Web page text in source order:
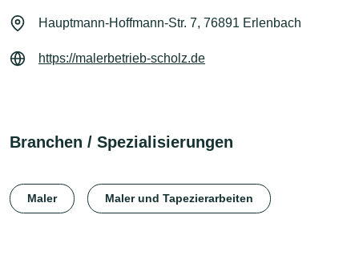
Hauptmann-Hoffmann-Str. 7, 76891 Erlenbach
https://malerbetrieb-scholz.de
Branchen / Spezialisierungen
Maler Maler und Tapezierarbeiten